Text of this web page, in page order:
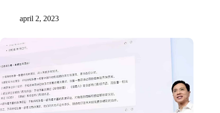
april 2, 2023